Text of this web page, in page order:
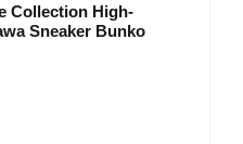
Collection High-
Sneaker Bunko